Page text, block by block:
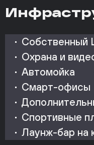
Собственный
Охрана и
Автомойка
Смарт-офисы
Спортивные
Лаунж-бар на